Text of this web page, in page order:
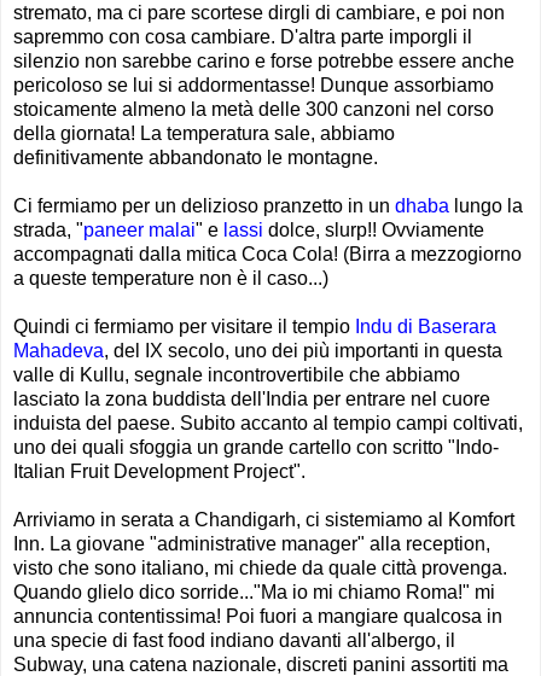
stremato, ma ci pare scortese dirgli di cambiare, e poi non
sapremmo con cosa cambiare. D'altra parte imporgli il
silenzio non sarebbe carino e forse potrebbe essere anche
pericoloso se lui si addormentasse! Dunque assorbiamo
stoicamente almeno la metà delle 300 canzoni nel corso
della giornata! La temperatura sale, abbiamo
definitivamente abbandonato le montagne.
Ci fermiamo per un delizioso pranzetto in un dhaba lungo la
strada, "paneer malai" e lassi dolce, slurp!! Ovviamente
accompagnati dalla mitica Coca Cola! (Birra a mezzogiorno
a queste temperature non è il caso...)
Quindi ci fermiamo per visitare il tempio Indu di Baserara
Mahadeva, del IX secolo, uno dei più importanti in questa
valle di Kullu, segnale incontrovertibile che abbiamo
lasciato la zona buddista dell'India per entrare nel cuore
induista del paese. Subito accanto al tempio campi coltivati,
uno dei quali sfoggia un grande cartello con scritto "Indo-
Italian Fruit Development Project".
Arriviamo in serata a Chandigarh, ci sistemiamo al Komfort
Inn. La giovane "administrative manager" alla reception,
visto che sono italiano, mi chiede da quale città provenga.
Quando glielo dico sorride..."Ma io mi chiamo Roma!" mi
annuncia contentissima! Poi fuori a mangiare qualcosa in
una specie di fast food indiano davanti all'albergo, il
Subway, una catena nazionale, discreti panini assortiti ma